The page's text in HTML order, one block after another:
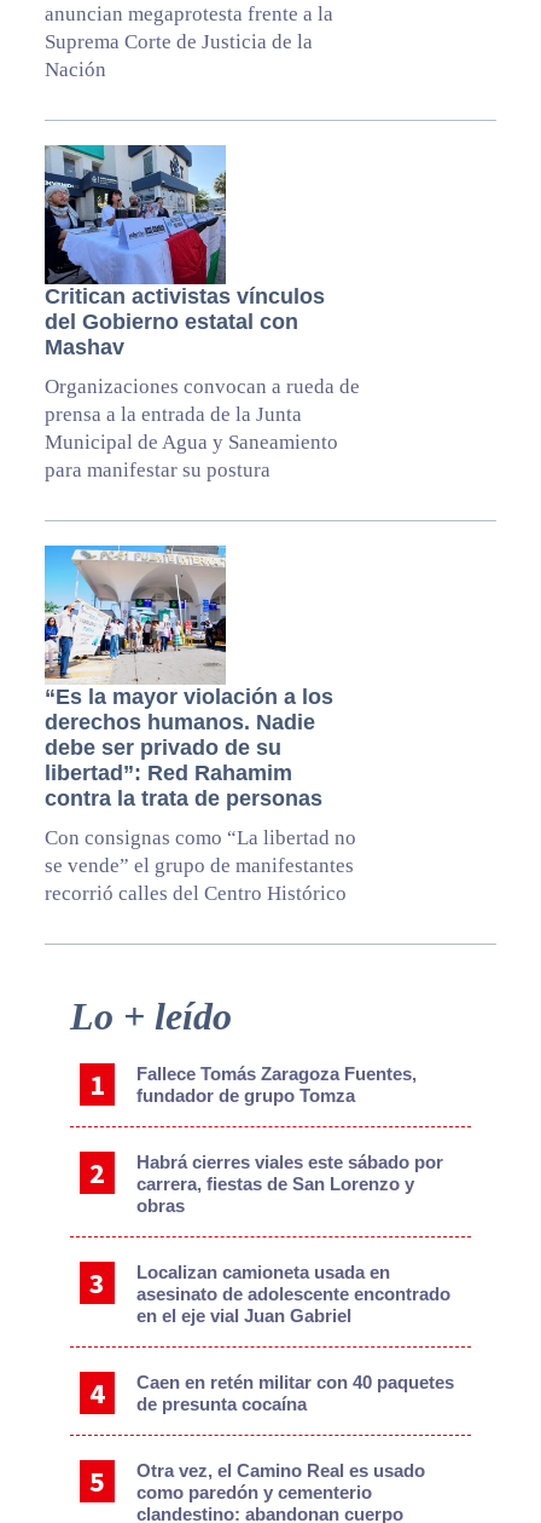
anuncian megaprotesta frente a la
Suprema Corte de Justicia de la
Nación
Critican activistas vínculos
del Gobierno estatal con
Mashav
Organizaciones convocan a rueda de
prensa a la entrada de la Junta
Municipal de Agua y Saneamiento
para manifestar su postura
“Es la mayor violación a los
derechos humanos. Nadie
debe ser privado de su
libertad”: Red Rahamim
contra la trata de personas
Con consignas como “La libertad no
se vende” el grupo de manifestantes
recorrió calles del Centro Histórico
Primary
Lo + leído
Fallece Tomás Zaragoza Fuentes,
fundador de grupo Tomza
Habrá cierres viales este sábado por
carrera, fiestas de San Lorenzo y
obras
Localizan camioneta usada en
asesinato de adolescente encontrado
en el eje vial Juan Gabriel
Caen en retén militar con 40 paquetes
de presunta cocaína
Otra vez, el Camino Real es usado
como paredón y cementerio
clandestino: abandonan cuerpo